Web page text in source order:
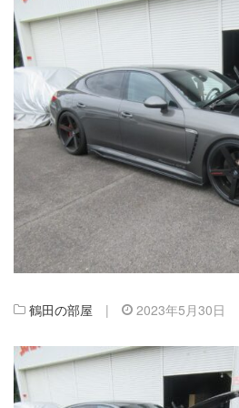
鶴田の部屋 | 2023年5月30日